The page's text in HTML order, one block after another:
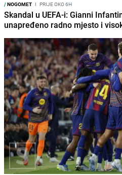
/NOGOMET I PRIJE OKO 6H
Skandal u UEFA-i: Gianni
unapređeno radno mjesto i